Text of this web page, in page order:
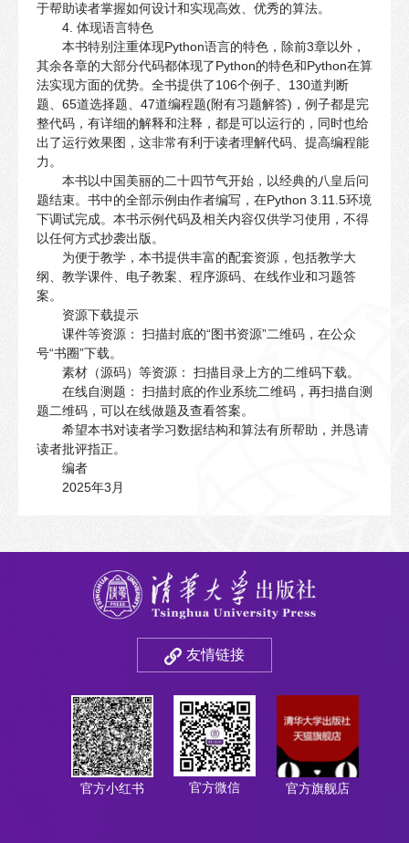
于帮助读者掌握如何设计和实现高效、优秀的算法。
4. 体现语言特色
本书特别注重体现Python语言的特色，除前3章以外，
其余各章的大部分代码都体现了Python的特色和Python在算
法实现方面的优势。全书提供了106个例子、130道判断
题、65道选择题、47道编程题(附有习题解答)，例子都是完
整代码，有详细的解释和注释，都是可以运行的，同时也给
出了运行效果图，这非常有利于读者理解代码、提高编程能
力。
本书以中国美丽的二十四节气开始，以经典的八皇后问
题结束。书中的全部示例由作者编写，在Python 3.11.5环境
下调试完成。本书示例代码及相关内容仅供学习使用，不得
以任何方式抄袭出版。
为便于教学，本书提供丰富的配套资源，包括教学大
纲、教学课件、电子教案、程序源码、在线作业和习题答
案。
资源下载提示
课件等资源： 扫描封底的“图书资源”二维码，在公众
号“书圈”下载。
素材（源码）等资源： 扫描目录上方的二维码下载。
在线自测题： 扫描封底的作业系统二维码，再扫描自测
题二维码，可以在线做题及查看答案。
希望本书对读者学习数据结构和算法有所帮助，并恳请
读者批评指正。
编者
2025年3月
友情链接
官方小红书 官方微信 官方旗舰店